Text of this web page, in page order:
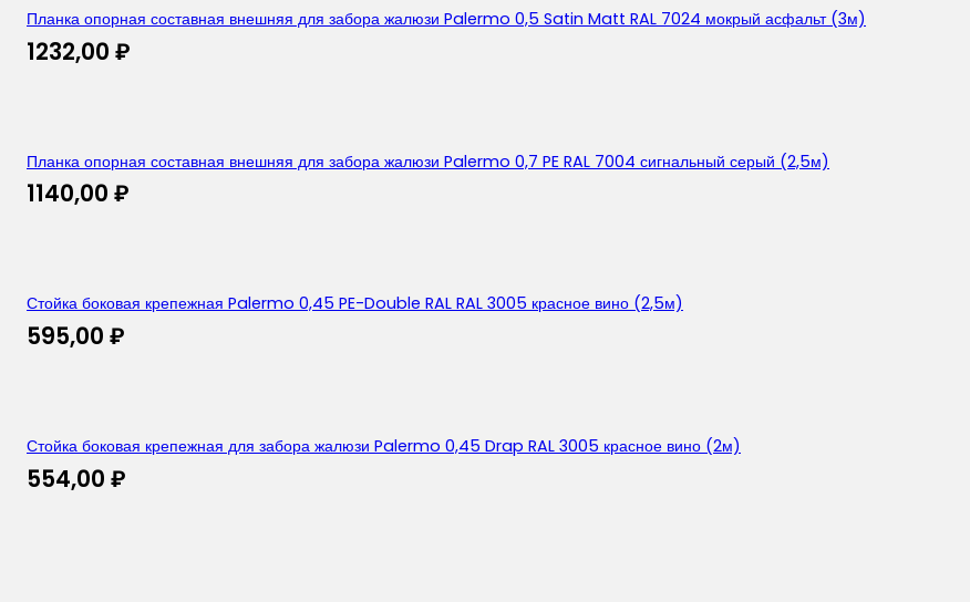
Планка опорная составная внешняя для забора жалюзи Palermo 0,5 Satin Matt RAL 7024 мокрый асфальт (3м)
1232,00 ₽
Планка опорная составная внешняя для забора жалюзи Palermo 0,7 PE RAL 7004 сигнальный серый (2,5м)
1140,00 ₽
Стойка боковая крепежная Palermo 0,45 PE-Double RAL RAL 3005 красное вино (2,5м)
595,00 ₽
Стойка боковая крепежная для забора жалюзи Palermo 0,45 Drap RAL 3005 красное вино (2м)
554,00 ₽